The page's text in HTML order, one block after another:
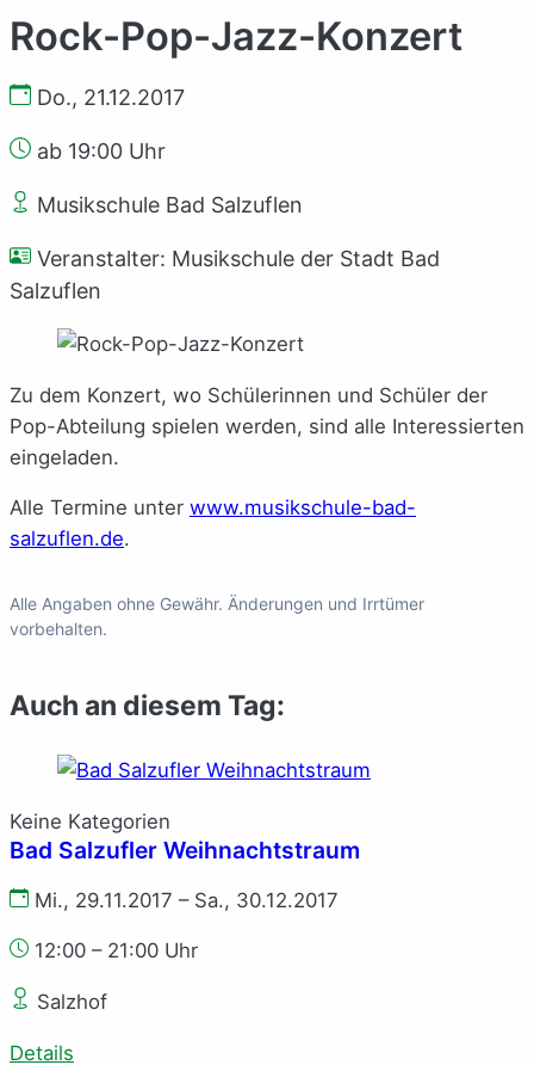
Rock-Pop-Jazz-Konzert
Do., 21.12.2017
ab 19:00 Uhr
Musikschule Bad Salzuflen
Veranstalter: Musikschule der Stadt Bad
Salzuflen
Zu dem Konzert, wo Schülerinnen und Schüler der
Pop-Abteilung spielen werden, sind alle Interessierten
eingeladen.
Alle Termine unter www.musikschule-bad-
salzuflen.de.
Alle Angaben ohne Gewähr. Änderungen und Irrtümer
vorbehalten.
Auch an diesem Tag:
Keine Kategorien
Bad Salzufler Weihnachtstraum
Mi., 29.11.2017 – Sa., 30.12.2017
12:00 – 21:00 Uhr
Salzhof
Details